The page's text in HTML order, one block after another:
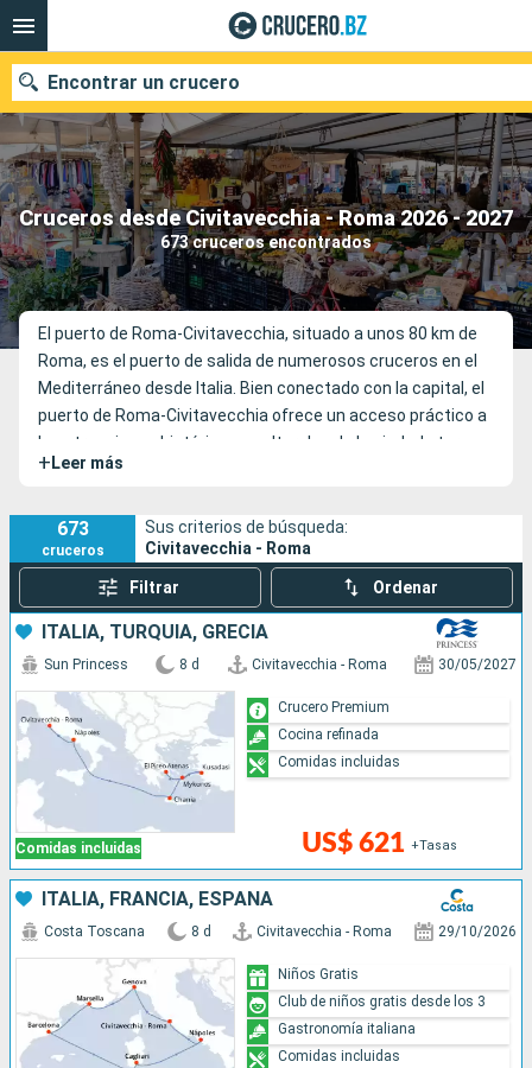
Cruceros desde Civitavecchia - Roma 2026 - 2027
673 cruceros encontrados
Encontrar un crucero
Nuestros destinos
Fecha de salida
Puertos Compañías
Buscar
El puerto de Roma-Civitavecchia, situado a unos 80 km de
Roma, es el puerto de salida de numerosos cruceros en el
Mediterráneo desde Italia. Bien conectado con la capital, el
puerto de Roma-Civitavecchia ofrece un acceso práctico a
las atracciones históricas y culturales de la ciudad eterna.
+ Leer más
673
cruceros
Sus criterios de búsqueda:
Civitavecchia - Roma
Filtrar Ordenar
ITALIA, TURQUÍA, GRECIA
Comidas incluidas
Sun Princess 8 d Civitavecchia - Roma 30/05/2027
US$ 621 +Tasas
Crucero Premium
Cocina refinada
Comidas incluidas
ITALIA, FRANCIA, ESPAÑA
Costa Toscana 8 d Civitavecchia - Roma 29/10/2026
Niños Gratis
Club de niños gratis desde los 3
Gastronomía italiana
Comidas incluidas